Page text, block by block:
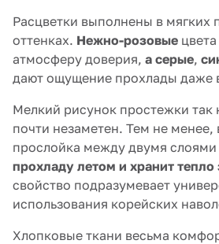
Расцветки выполнены в мягких
оттенках. Нежно-розовые
атмосферу доверия, а серые,
дают ощущение прохлады даже
Мелкий рисунок простежки так
почти незаметен. Тем не менее,
прослойка между двумя слоями
прохладу летом и хранит тепло
свойство подразумевает
использования корейских
Хлопковые ткани весьма